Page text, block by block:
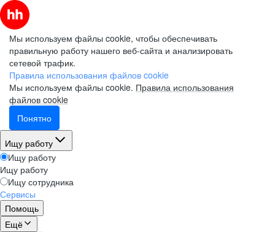
Мы используем файлы cookie, чтобы обеспечивать
правильную работу нашего веб-сайта и анализировать
сетевой трафик.
Правила использования файлов cookie
Мы используем файлы cookie. Правила использования
файлов cookie
Понятно
Ищу работу
Ищу работу
Ищу работу
Ищу сотрудника
Сервисы
Помощь
Ещё